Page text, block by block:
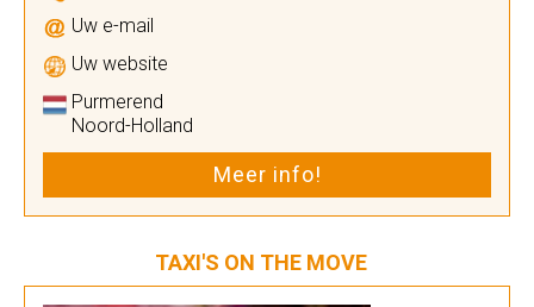
Uw e-mail
Uw website
Purmerend
Noord-Holland
Meer info!
TAXI'S ON THE MOVE